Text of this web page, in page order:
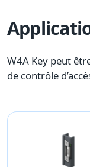
W4A Key peut
de contrôle